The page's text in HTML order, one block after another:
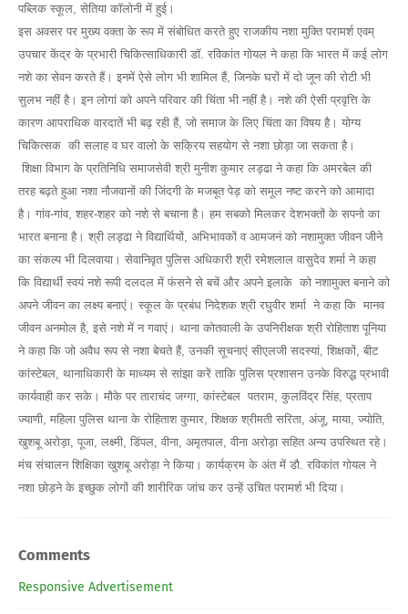
पब्लिक स्कूल, सेतिया कॉलोनी में हुई।
इस अवसर पर मुख्य वक्ता के रूप में संबोधित करते हुए राजकीय नशा मुक्ति परामर्श एवम्
उपचार केंद्र के प्रभारी चिकित्साधिकारी डॉ. रविकांत गोयल ने कहा कि भारत में कई लोग
नशे का सेवन करते हैं। इनमें ऐसे लोग भी शामिल हैं, जिनके घरों में दो जून की रोटी भी
सुलभ नहीं है। इन लोगां को अपने परिवार की चिंता भी नहीं है। नशे की ऐसी प्रवृत्ति के
कारण आपराधिक वारदातें भी बढ़ रही हैं, जो समाज के लिए चिंता का विषय है। योग्य
चिकित्सक की सलाह व घर वालो के सक्रिय सहयोग से नशा छोड़ा जा सकता है।
शिक्षा विभाग के प्रतिनिधि समाजसेवी श्री मुनीश कुमार लड्ढा ने कहा कि अमरबेल की
तरह बढ़ते हुआ नशा नौजवानों की जिंदगी के मजबूत पेड़ को समूल नष्ट करने को आमादा
है। गांव-गांव, शहर-शहर को नशे से बचाना है। हम सबको मिलकर देशभक्तों के सपनो का
भारत बनाना है। श्री लड्ढा ने विद्यार्थियों, अभिभावकों व आमजनं को नशामुक्त जीवन जीने
का संकल्प भी दिलवाया। सेवानिवृत पुलिस अधिकारी श्री रमेशलाल वासुदेव शर्मा ने कहा
कि विद्यार्थी स्वयं नशे रूपी दलदल में फंसने से बचें और अपने इलाके को नशामुक्त बनाने को
अपने जीवन का लक्ष्य बनाएं। स्कूल के प्रबंध निदेशक श्री रघुवीर शर्मा ने कहा कि मानव
जीवन अनमोल है, इसे नशे में न गवाएं। थाना कोतवाली के उपनिरीक्षक श्री रोहिताश पूनिया
ने कहा कि जो अवैध रूप से नशा बेचते हैं, उनकी सूचनाएं सीएलजी सदस्यां, शिक्षकों, बीट
कांस्टेबल, थानाधिकारी के माध्यम से सांझा करें ताकि पुलिस प्रशासन उनके विरुद्ध प्रभावी
कार्यवाही कर सके। मौके पर ताराचंद जग्गा, कांस्टेबल पतराम, कुलविंद्र सिंह, प्रताप
ज्याणी, महिला पुलिस थाना के रोहिताश कुमार, शिक्षक श्रीमती सरिता, अंजू, माया, ज्योति,
खुशबू अरोड़ा, पूजा, लक्ष्मी, डिंपल, वीना, अमृतपाल, वीना अरोड़ा सहित अन्य उपस्थित रहे।
मंच संचालन शिक्षिका खुशबू अरोड़ा ने किया। कार्यक्रम के अंत में डौ. रविकांत गोयल ने
नशा छोड़ने के इच्छुक लोगों की शारीरिक जांच कर उन्हें उचित परामर्श भी दिया।
Comments
Responsive Advertisement